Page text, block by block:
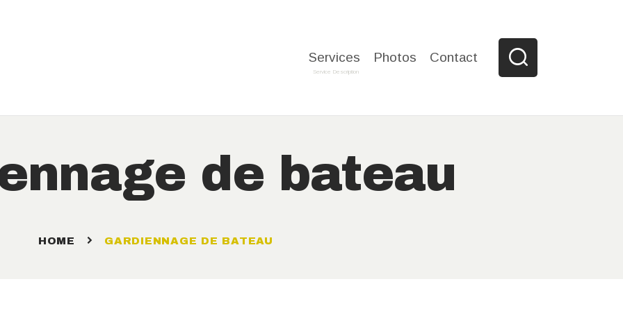
Services
Service Description
Photos Contact
de bateau
HOME GARDIENNAGE DE BATEAU
PHOTOS
CONTACT